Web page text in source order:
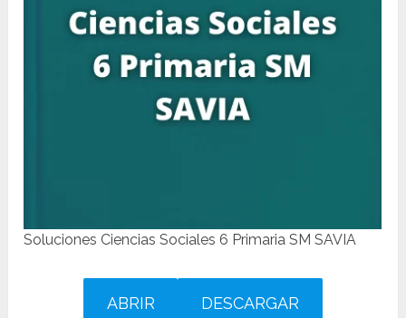
Soluciones Ciencias Sociales 6 Primaria SM SAVIA
ABRIR DESCARGAR